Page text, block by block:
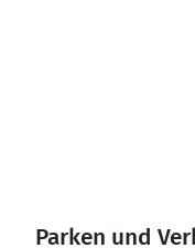
Parken und